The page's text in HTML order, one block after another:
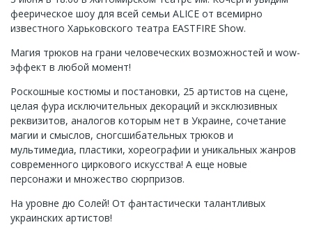
феерическое шоу для всей семьи ALICE от всемирно
известного Харьковского театра EASTFIRE Show.
Магия трюков на грани человеческих возможностей и wow-
эффект в любой момент!
Роскошные костюмы и постановки, 25 артистов на сцене,
целая фура исключительных декораций и эксклюзивных
реквизитов, аналогов которым нет в Украине, сочетание
магии и смыслов, сногсшибательных трюков и
мультимедиа, пластики, хореографии и уникальных жанров
современного циркового искусства! А еще новые
персонажи и множество сюрпризов.
На уровне дю Солей! От фантастически талантливых
украинских артистов!